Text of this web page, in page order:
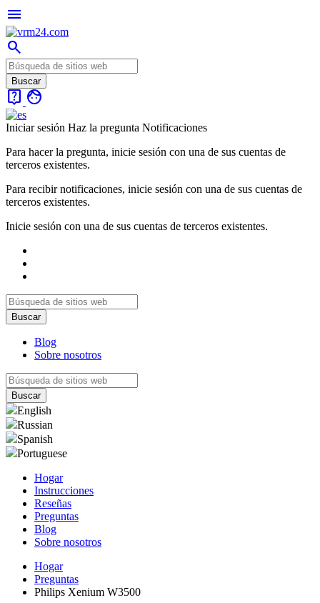
menu
search
live_help face
Iniciar sesión Haz la pregunta Notificaciones
Para hacer la pregunta, inicie sesión con una de sus cuentas de
terceros existentes.
Para recibir notificaciones, inicie sesión con una de sus cuentas de
terceros existentes.
Inicie sesión con una de sus cuentas de terceros existentes.
Blog
Sobre nosotros
English
Russian
Spanish
Portuguese
Hogar
Instrucciones
Reseñas
Preguntas
Blog
Sobre nosotros
Hogar
Preguntas
Philips Xenium W3500